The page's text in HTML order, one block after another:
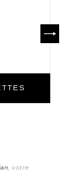
, votre